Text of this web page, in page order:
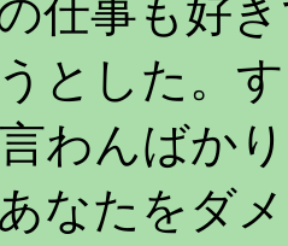
仕事も好
とした。
わんばか
なたをダ